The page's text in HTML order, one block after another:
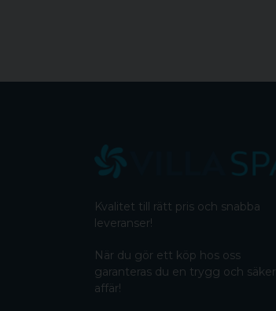
Kvalitet till rätt pris och snabba
leveranser!
När du gör ett köp hos oss
garanteras du en trygg och säker
affär!